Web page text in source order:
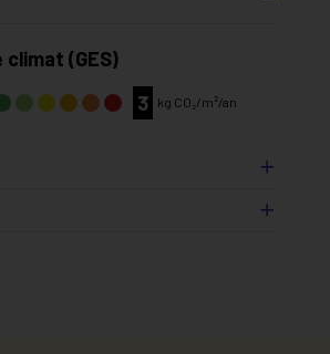
climat (GES)
3 kg CO₂/m²/an